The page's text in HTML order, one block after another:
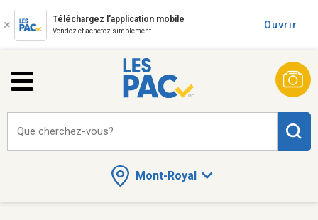
Téléchargez l'application mobile
Vendez et achetez simplement
Ouvrir
Mont-Royal
Que cherchez-vous?